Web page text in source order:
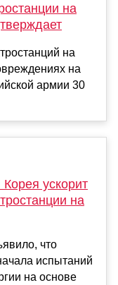
на
на
на
армии 30
ускорит
на
что
испытаний
на основе